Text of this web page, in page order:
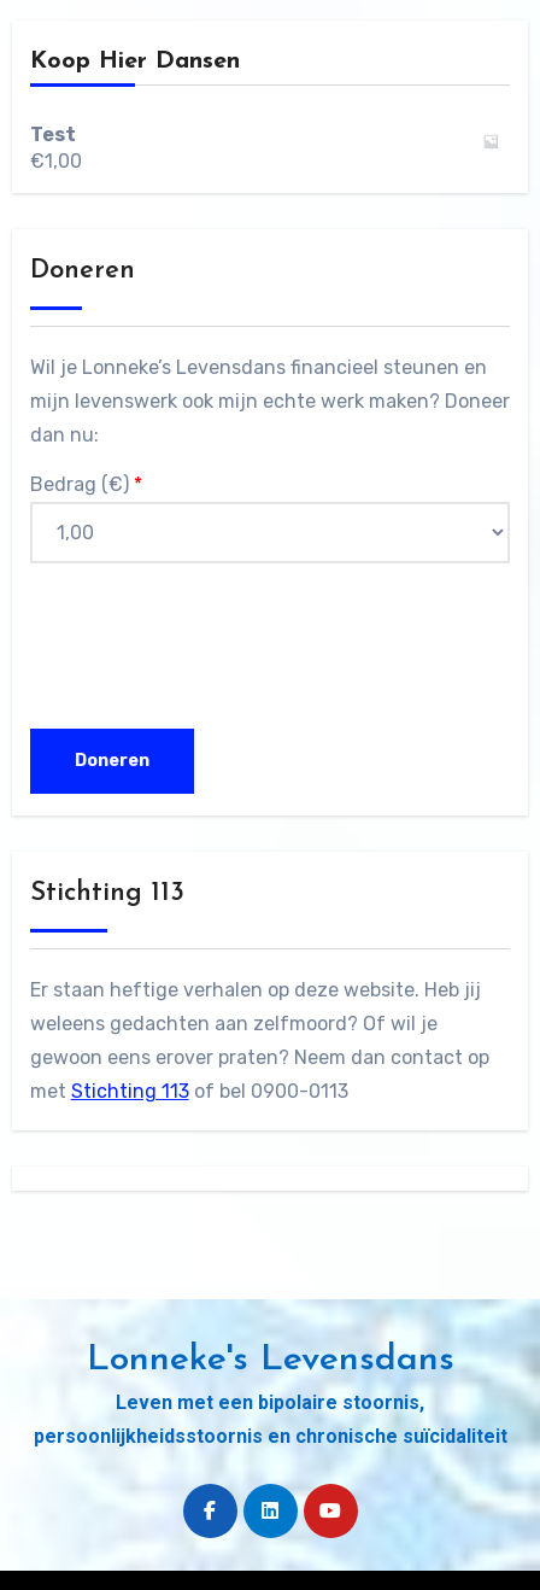
Koop Hier Dansen
Test
€1,00
Doneren
Wil je Lonneke’s Levensdans financieel steunen en
mijn levenswerk ook mijn echte werk maken? Doneer
dan nu:
Bedrag (€) *
Stichting 113
Er staan heftige verhalen op deze website. Heb jij
weleens gedachten aan zelfmoord? Of wil je
gewoon eens erover praten? Neem dan contact op
met Stichting 113of bel 0900-0113
Lonneke's Levensdans
Leven met een bipolaire stoornis,
persoonlijkheidsstoornis en chronische suïcidaliteit